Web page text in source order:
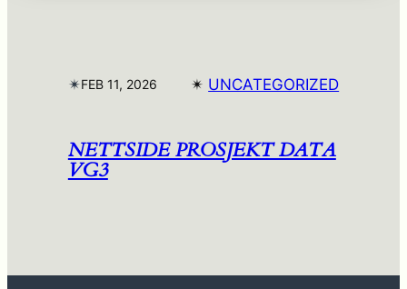
✴︎FEB 11, 2026 ✴︎ UNCATEGORIZED
NETTSIDE PROSJEKT DATA
VG3